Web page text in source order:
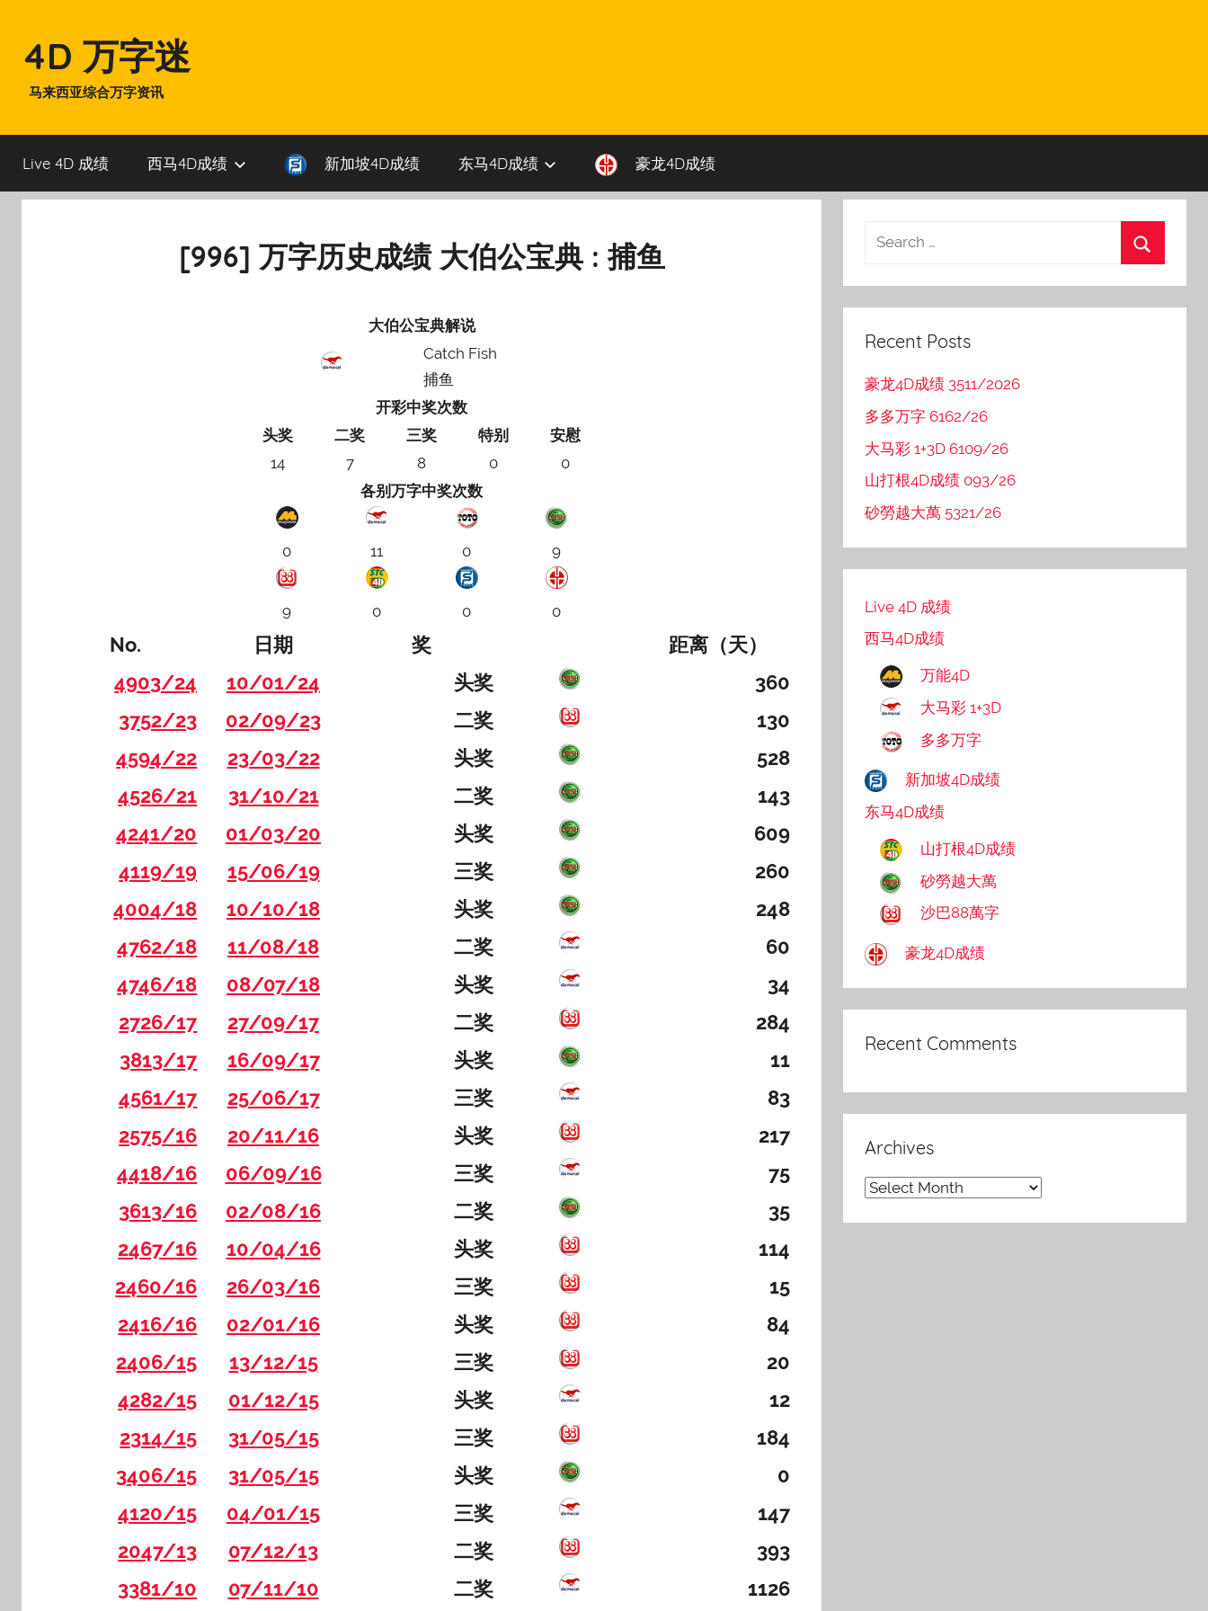
content4D 万字迷
马来西亚综合万字资讯
Live 4D 成绩 西马4D成绩 新加坡4D成绩 东马4D成绩 豪龙4D成绩
[996] 万字历史成绩 大伯公宝典 : 捕鱼
大伯公宝典解说
Catch Fish
捕鱼
开彩中奖次数
头奖
二奖 三奖 特别
安慰
14
7 8 0
0
各别万字中奖次数
0 11 0 9
9 0 0 0
No. 日期 奖
距离（天）
4903/24
10/01/24 头奖
360
3752/23
02/09/23 二奖
130
4594/22
23/03/22 头奖
528
4526/21
31/10/21 二奖
143
4241/20
01/03/20 头奖
609
4119/19
15/06/19 三奖
260
4004/18
10/10/18 头奖
248
4762/18
11/08/18 二奖
60
4746/18
08/07/18 头奖
34
2726/17
27/09/17 二奖
284
3813/17
16/09/17 头奖
11
4561/17
25/06/17 三奖
83
2575/16
20/11/16 头奖
217
4418/16
06/09/16 三奖
75
3613/16
02/08/16 二奖
35
2467/16
10/04/16 头奖
114
2460/16
26/03/16 三奖
15
2416/16
02/01/16 头奖
84
2406/15
13/12/15 三奖
20
4282/15
01/12/15 头奖
12
2314/15
31/05/15 三奖
184
3406/15
31/05/15 头奖
0
4120/15
04/01/15 三奖
147
2047/13
07/12/13 二奖
393
3381/10
07/11/10 二奖 1126
Recent Posts
豪龙4D成绩 3511/2026
多多万字 6162/26
大马彩 1+3D 6109/26
山打根4D成绩 093/26
砂勞越大萬 5321/26
Live 4D 成绩
西马4D成绩
万能4D
大马彩 1+3D
多多万字
新加坡4D成绩
东马4D成绩
山打根4D成绩
砂勞越大萬
沙巴88萬字
豪龙4D成绩
Recent Comments
Archives
Archives